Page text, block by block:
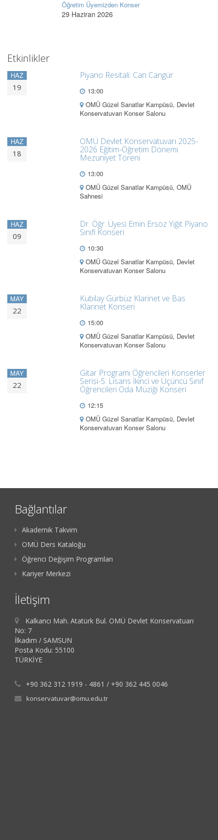
Öğretim Üyemizden Konser
29 Haziran 2026
Etkinlikler
HAZ
19
Piyano Resitali: Can Cangür
13:00
OMÜ Güzel Sanatlar Kampüsü, Devlet
Konservatuvarı Konser Salonu
HAZ
18
OMÜ Devlet Konservatuvarı 2025-
2026 Eğitim-Öğretim Dönemi
Mezuniyet Töreni
13:00
OMÜ Güzel Sanatlar Kampüsü, OMÜ
Sahnesi
HAZ
09
Dr. Öğr. Üyesi Emin Ersöz Yiğit Piyano
Sınıfı Konseri
10:30
OMÜ Güzel Sanatlar Kampüsü, Devlet
Konservatuvarı Konser Salonu
MAY
22
Kubilay Gürbüz Klarinet ve Bas
Klarinet Konseri
15:00
OMÜ Güzel Sanatlar Kampüsü, Devlet
Konservatuvarı Konser Salonu
MAY
22
Gitar Programı Öğrencileri Konserler
Serisi-5: Lisans İkinci ve Üçüncü Sınıf
Öğrencileri Oda Müziği Konseri
12:15
OMÜ Güzel Sanatlar Kampüsü, Devlet
Konservatuvarı Konser Salonu
Bağlantılar
Akademik Takvim
OMÜ Ders Kataloğu
Öğrenci Değişim Programları
Kariyer Merkezi
İletişim
Kalkancı Mah. Atatürk Bul. OMÜ Devlet Konservatuarı
No: 7
İlkadım / SAMSUN
Posta Kodu: 55100
TÜRKİYE
+90 362 312 1919 - 4861 / +90 362 445 0046
konservatuvar@omu.edu.tr